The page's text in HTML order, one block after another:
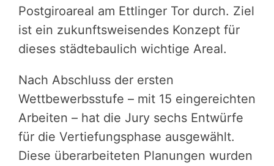
Postgiroareal am Ettlinger Tor durch. Ziel
ist ein zukunftsweisendes Konzept für
dieses städtebaulich wichtige Areal.
Nach Abschluss der ersten
Wettbewerbsstufe – mit 15 eingereichten
Arbeiten – hat die Jury sechs Entwürfe
für die Vertiefungsphase ausgewählt.
Diese überarbeiteten Planungen wurden